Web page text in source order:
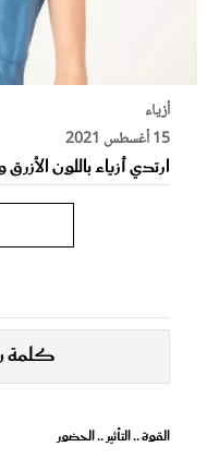
أزياء
15 أغسطس 2021
ارتدي أزياء باللون
كلمة
القوة .. التأثير .. الحضور